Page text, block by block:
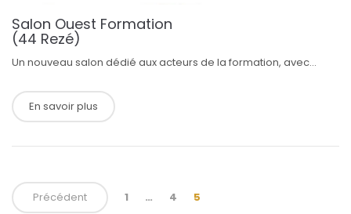
Salon Ouest Formation
(44 Rezé)
Un nouveau salon dédié aux acteurs de la formation, avec...
En savoir plus
Précédent 1 … 4 5